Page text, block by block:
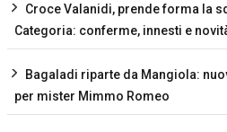
Croce Valanidi, prende forma la
Categoria: conferme, innesti e
Bagaladi riparte da Mangiola:
per mister Mimmo Romeo